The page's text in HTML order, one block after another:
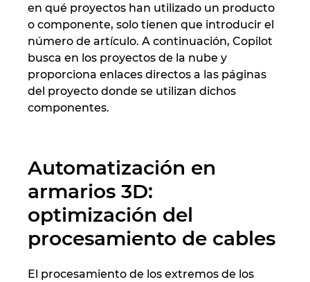
en qué proyectos han utilizado un producto
o componente, solo tienen que introducir el
número de artículo. A continuación, Copilot
busca en los proyectos de la nube y
proporciona enlaces directos a las páginas
del proyecto donde se utilizan dichos
componentes.
Automatización en
armarios 3D:
optimización del
procesamiento de cables
El procesamiento de los extremos de los
Ukraine
United Arab Emirates
United Kingdom